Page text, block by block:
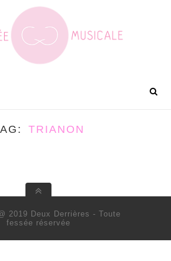
TRIANON
2019 Deux Derrières - Toute
fessée réservée